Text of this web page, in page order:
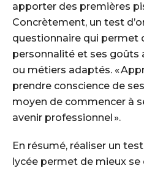
apporter des premières
Concrètement, un test
questionnaire qui permet
personnalité et ses goûts
ou métiers adaptés. «
prendre conscience de
moyen de commencer à
avenir professionnel ».
En résumé, réaliser un
lycée permet de mieux